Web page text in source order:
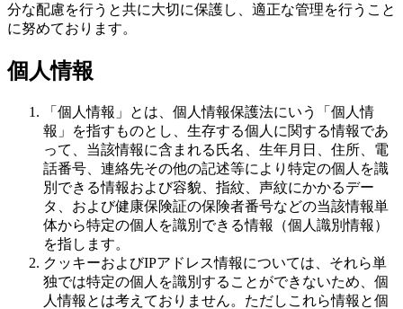
分な配慮を行うと共に大切に保護し、適正な管理を行うこと
に努めております。
個人情報
「個人情報」とは、個人情報保護法にいう「個人情
報」を指すものとし、生存する個人に関する情報であ
って、当該情報に含まれる氏名、生年月日、住所、電
話番号、連絡先その他の記述等により特定の個人を識
別できる情報および容貌、指紋、声紋にかかるデー
タ、および健康保険証の保険者番号などの当該情報単
体から特定の個人を識別できる情報（個人識別情報）
を指します。
クッキーおよびIPアドレス情報については、それら単
独では特定の個人を識別することができないため、個
人情報とは考えておりません。ただしこれら情報と個